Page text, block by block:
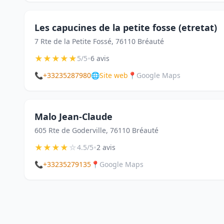
Les capucines de la petite fosse (etretat)
7 Rte de la Petite Fossé, 76110 Bréauté
★★★★★5/5•6 avis
📞+33235287980🌐Site web 📍 Google Maps
Malo Jean-Claude
605 Rte de Goderville, 76110 Bréauté
★★★★☆4.5/5•2 avis
📞+33235279135 📍 Google Maps